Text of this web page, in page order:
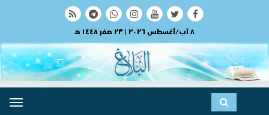
٨ آب/أغسطس ٢٠٢٦ | ٢٣ صفر ١٤٤٨ هـ